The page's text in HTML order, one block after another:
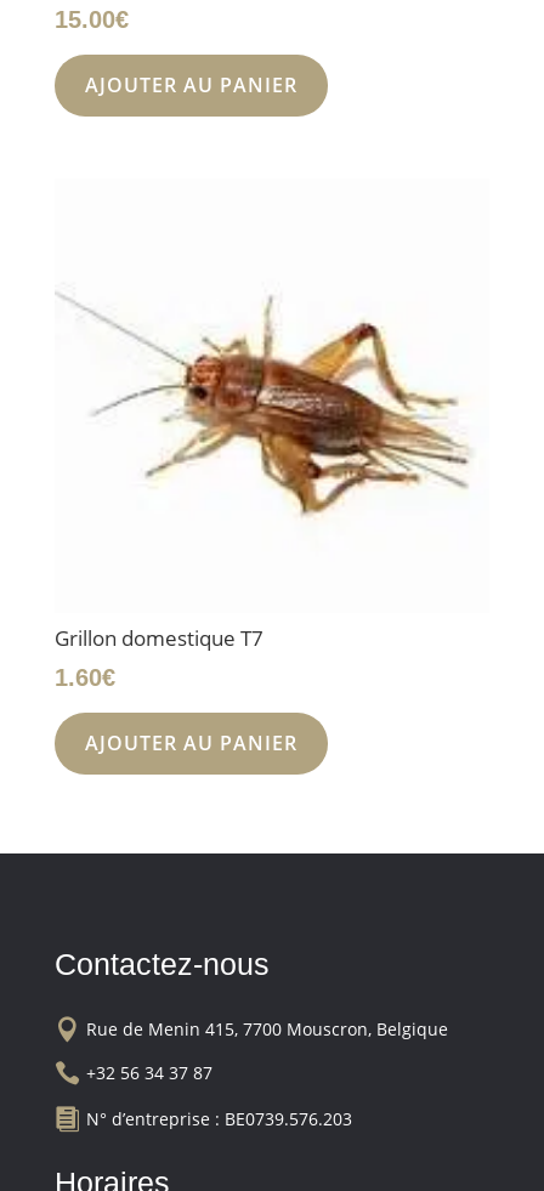
15.00€
AJOUTER AU PANIER
Grillon domestique T7
1.60€
AJOUTER AU PANIER
Contactez-nous
 Rue de Menin 415, 7700 Mouscron, Belgique
 +32 56 34 37 87
 N° d’entreprise : BE0739.576.203
Horaires